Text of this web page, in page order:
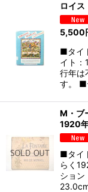
ロイ
5,500
■タイ
イト
行年は
す。
M・ブ
1920
■タイ
らく
ション